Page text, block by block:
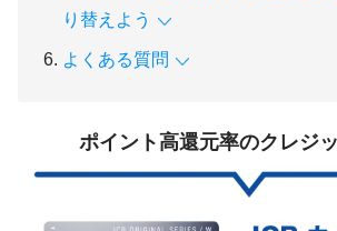
り替えよう
よくある質問
ポイント高還元率のクレジ